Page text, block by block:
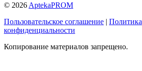
© 2026 AptekaPROM
Пользовательское соглашение | Политика
конфиденциальности
Копирование материалов запрещено.